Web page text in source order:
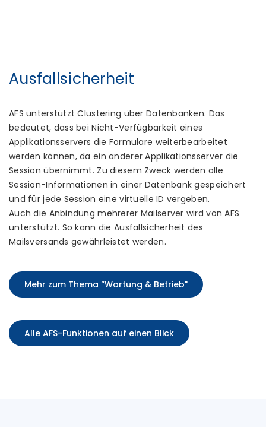
Ausfallsicherheit
AFS unterstützt Clustering über Datenbanken. Das
bedeutet, dass bei Nicht-Verfügbarkeit eines
Applikationsservers die Formulare weiterbearbeitet
werden können, da ein anderer Applikationsserver die
Session übernimmt. Zu diesem Zweck werden alle
Session-Informationen in einer Datenbank gespeichert
und für jede Session eine virtuelle ID vergeben.
Auch die Anbindung mehrerer Mailserver wird von AFS
unterstützt. So kann die Ausfallsicherheit des
Mailsversands gewährleistet werden.
Mehr zum Thema “Wartung & Betrieb"
Alle AFS-Funktionen auf einen Blick